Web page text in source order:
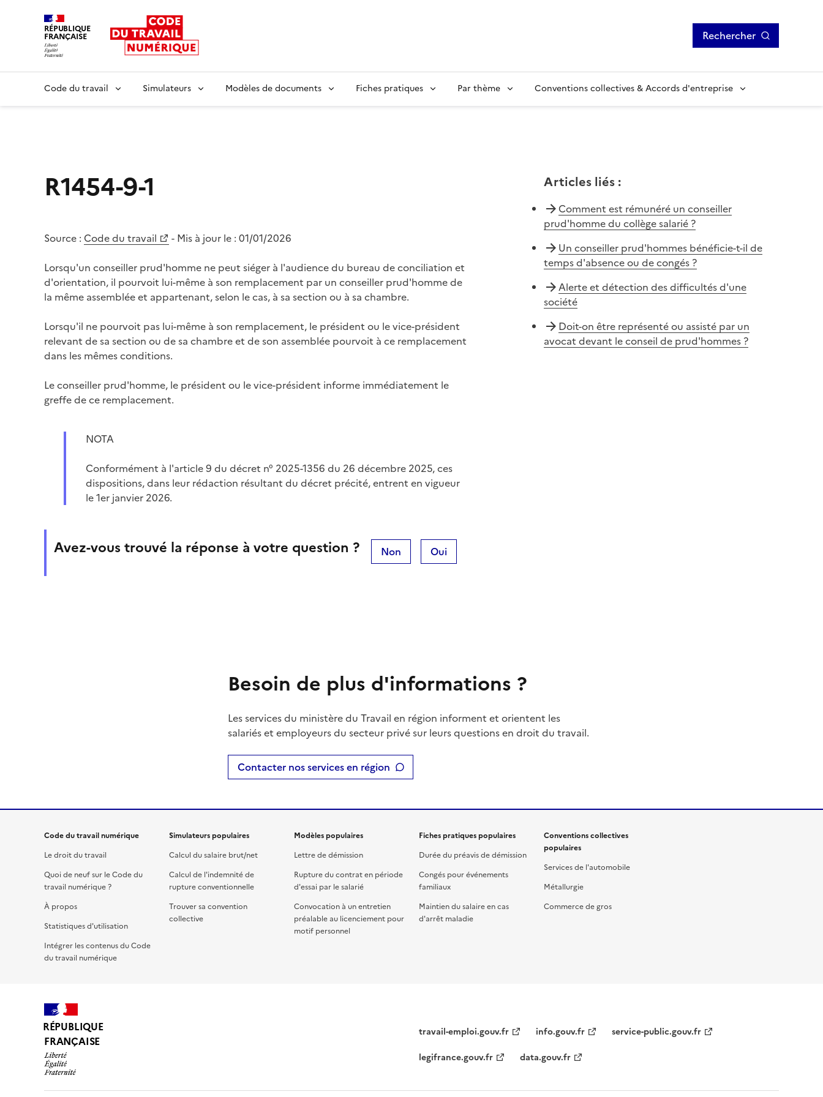
RÉPUBLIQUE
FRANÇAISE Rechercher
Code du travail Simulateurs Modèles de documents Fiches pratiques Par thème Conventions collectives & Accords d'entreprise
R1454-9-1
Source : Code du travail - Mis à jour le : 01/01/2026
Lorsqu'un conseiller prud'homme ne peut siéger à l'audience du bureau de conciliation et
d'orientation, il pourvoit lui-même à son remplacement par un conseiller prud'homme de
la même assemblée et appartenant, selon le cas, à sa section ou à sa chambre.
Lorsqu'il ne pourvoit pas lui-même à son remplacement, le président ou le vice-président
relevant de sa section ou de sa chambre et de son assemblée pourvoit à ce remplacement
dans les mêmes conditions.
Le conseiller prud'homme, le président ou le vice-président informe immédiatement le
greffe de ce remplacement.
NOTA
Conformément à l'article 9 du décret n° 2025-1356 du 26 décembre 2025, ces
dispositions, dans leur rédaction résultant du décret précité, entrent en vigueur
le 1er janvier 2026.
Avez-vous trouvé la réponse à votre question ? Non Oui
Articles liés:
Comment est rémunéré un conseiller
prud'homme du collège salarié ?
Un conseiller prud'hommes bénéficie-t-il de
temps d'absence ou de congés ?
Alerte et détection des difficultés d'une
société
Doit-on être représenté ou assisté par un
avocat devant le conseil de prud'hommes ?
Besoin de plus d'informations ?
Les services du ministère du Travail en région informent et orientent les
salariés et employeurs du secteur privé sur leurs questions en droit du travail.
Contacter nos services en région
Code du travail numérique
Le droit du travail
Quoi de neuf sur le Code du
travail numérique ?
À propos
Statistiques d'utilisation
Intégrer les contenus du Code
du travail numérique
Simulateurs populaires
Calcul du salaire brut/net
Calcul de l'indemnité de
rupture conventionnelle
Trouver sa convention
collective
Modèles populaires
Lettre de démission
Rupture du contrat en période
d'essai par le salarié
Convocation à un entretien
préalable au licenciement pour
motif personnel
Fiches pratiques populaires
Durée du préavis de démission
Congés pour événements
familiaux
Maintien du salaire en cas
d'arrêt maladie
Conventions collectives
populaires
Services de l'automobile
Métallurgie
Commerce de gros
RÉPUBLIQUE
FRANÇAISE
travail-emploi.gouv.fr info.gouv.fr
service-public.gouv.fr
legifrance.gouv.fr
data.gouv.fr